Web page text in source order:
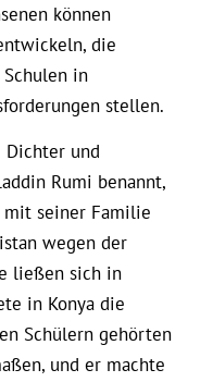
können
die
in
stellen.
Dichter und
Rumi benannt,
mit seiner Familie
wegen der
ließen sich in
in Konya die
Schülern gehörten
und er machte